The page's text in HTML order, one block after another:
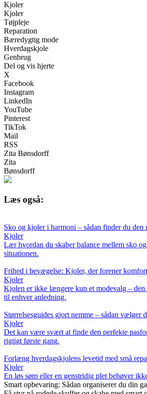
Kjoler
Kjoler
Tøjpleje
Reparation
Bæredygtig mode
Hverdagskjole
Genbrug
Del og vis hjerte
X
Facebook
Instagram
LinkedIn
YouTube
Pinterest
TikTok
Mail
RSS
Zita Bønsdorff
Zita
Bønsdorff
Læs også:
Sko og kjoler i harmoni – sådan finder du den
Kjoler
Lær hvordan du skaber balance mellem sko
situationen.
Frihed i bevægelse: Kjoler, der forener
Kjoler
Kjolen er ikke længere kun et modevalg –
til enhver anledning.
Størrelsesguides gjort nemme – sådan vælger
Kjoler
Det kan være svært at finde den perfekte
rigtigt første gang.
Forlæng hverdagskjolens levetid med små
Kjoler
En løs søm eller en genstridig plet behøver
Smart opbevaring: Sådan organiserer du din